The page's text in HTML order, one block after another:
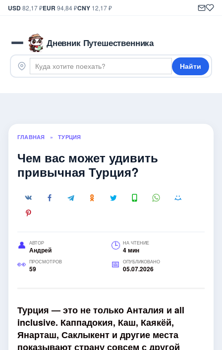
USD82,17 ₽EUR 94,84 ₽CNY 12,17 ₽
Дневник Путешественника
Найти
ГЛАВНАЯ » ТУРЦИЯ
Чем вас может удивить
привычная Турция?
АВТОР
Андрей
НА ЧТЕНИЕ
4 мин
ПРОСМОТРОВ
59
ОПУБЛИКОВАНО
05.07.2026
Турция — это не только Анталия и all
inclusive. Каппадокия, Каш, Каякёй,
Янарташ, Саклыкент и другие места
показывают страну совсем с другой